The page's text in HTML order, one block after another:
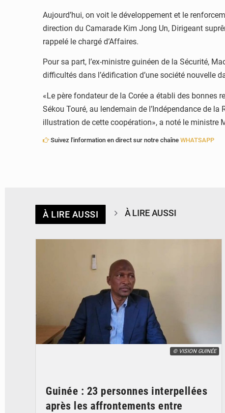
Aujourd’hui, on voit le développement et le
direction du Camarade Kim Jong Un, Dirigeant
rappelé le chargé d’Affaires.
Pour sa part, l’ex-ministre guinéen de la Sécurité,
difficultés dans l’édification d’une société nouvelle
«Le père fondateur de la Corée a établi des bonnes
Sékou Touré, au lendemain de l’Indépendance de
illustration de cette coopération», a noté le ministre
Suivez l'information en direct sur notre chaîne WHATSAPP
À LIRE AUSSI À LIRE AUSSI
© VISION GUINÉE
Guinée : 23 personnes interpellées
après les affrontements entre